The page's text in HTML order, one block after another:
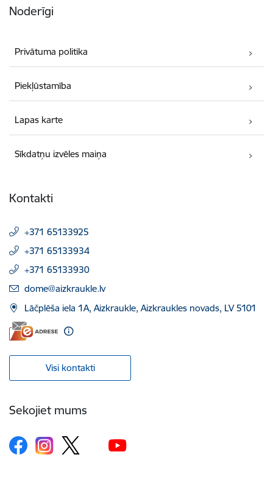
Noderīgi
Privātuma politika
Piekļūstamība
Lapas karte
Sīkdatņu izvēles maiņa
Kontakti
+371 65133925
+371 65133934
+371 65133930
E-pasts:
dome@aizkraukle.lv
Lāčplēša iela 1A, Aizkraukle, Aizkraukles novads, LV 5101
Visi kontakti
Sekojiet mums